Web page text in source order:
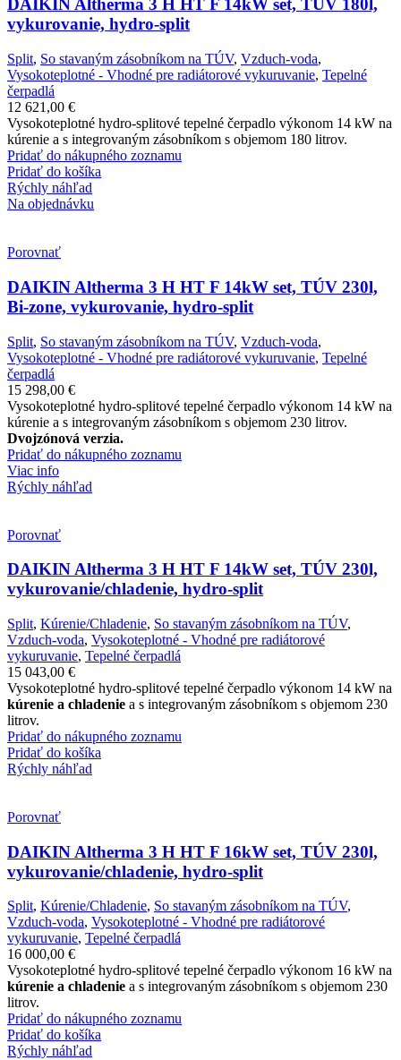
DAIKIN Altherma 3 H HT F 14kW set, TÚV 180l,
vykurovanie, hydro-split
Split, So stavaným zásobníkom na TÚV, Vzduch-voda,
Vysokoteplotné - Vhodné pre radiátorové vykuruvanie, Tepelné
čerpadlá
12 621,00 €
Vysokoteplotné hydro-splitové tepelné čerpadlo výkonom 14 kW na
kúrenie a s integrovaným zásobníkom s objemom 180 litrov.
Pridať do nákupného zoznamu
Pridať do košíka
Rýchly náhľad
Na objednávku
Porovnať
DAIKIN Altherma 3 H HT F 14kW set, TÚV 230l,
Bi-zone, vykurovanie, hydro-split
Split, So stavaným zásobníkom na TÚV, Vzduch-voda,
Vysokoteplotné - Vhodné pre radiátorové vykuruvanie, Tepelné
čerpadlá
15 298,00 €
Vysokoteplotné hydro-splitové tepelné čerpadlo výkonom 14 kW na
kúrenie a s integrovaným zásobníkom s objemom 230 litrov.
Dvojzónová verzia.
Pridať do nákupného zoznamu
Viac info
Rýchly náhľad
Porovnať
DAIKIN Altherma 3 H HT F 14kW set, TÚV 230l,
vykurovanie/chladenie, hydro-split
Split, Kúrenie/Chladenie, So stavaným zásobníkom na TÚV,
Vzduch-voda, Vysokoteplotné - Vhodné pre radiátorové
vykuruvanie, Tepelné čerpadlá
15 043,00 €
Vysokoteplotné hydro-splitové tepelné čerpadlo výkonom 14 kW na
kúrenie a chladenie a s integrovaným zásobníkom s objemom 230
litrov.
Pridať do nákupného zoznamu
Pridať do košíka
Rýchly náhľad
Porovnať
DAIKIN Altherma 3 H HT F 16kW set, TÚV 230l,
vykurovanie/chladenie, hydro-split
Split, Kúrenie/Chladenie, So stavaným zásobníkom na TÚV,
Vzduch-voda, Vysokoteplotné - Vhodné pre radiátorové
vykuruvanie, Tepelné čerpadlá
16 000,00 €
Vysokoteplotné hydro-splitové tepelné čerpadlo výkonom 16 kW na
kúrenie a chladenie a s integrovaným zásobníkom s objemom 230
litrov.
Pridať do nákupného zoznamu
Pridať do košíka
Rýchly náhľad